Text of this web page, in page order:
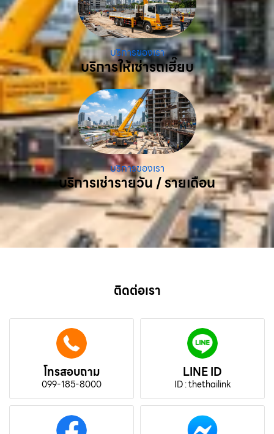
บริการของเรา
บริการให้เช่ารถเฮี๊ยบ
บริการของเรา
บริการเช่ารายวัน / รายเดือน
ติดต่อเรา
โทรสอบถาม
099-185-8000
LINE ID
ID : thethailink